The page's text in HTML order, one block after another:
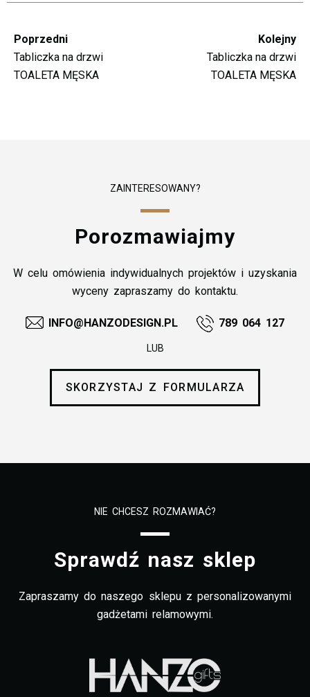
Poprzedni
Tabliczka na drzwi
TOALETA MĘSKA
Kolejny
Tabliczka na drzwi
TOALETA MĘSKA
ZAINTERESOWANY?
Porozmawiajmy
W celu omówienia indywidualnych projektów i uzyskania
wyceny zapraszamy do kontaktu.
INFO@HANZODESIGN.PL 789 064 127
LUB
SKORZYSTAJ Z FORMULARZA
NIE CHCESZ ROZMAWIAĆ?
Sprawdź nasz sklep
Zapraszamy do naszego sklepu z personalizowanymi
gadżetami relamowymi.